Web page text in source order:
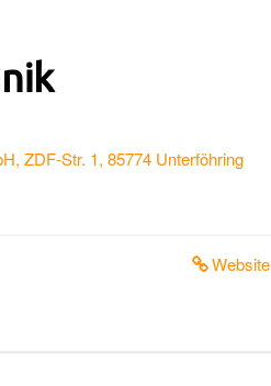
ZDF-Str. 1, 85774 Unterföhring
Website